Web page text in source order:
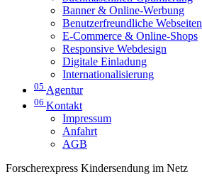
Banner & Online-Werbung
Benutzerfreundliche Webseiten
E-Commerce & Online-Shops
Responsive Webdesign
Digitale Einladung
Internationalisierung
05 Agentur
06 Kontakt
Impressum
Anfahrt
AGB
Forscherexpress Kindersendung im Netz